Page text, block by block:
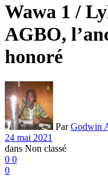
Wawa 1 /
AGBO,
honoré
Par Godwin
24 mai 2021
dans Non classé
0 0
0